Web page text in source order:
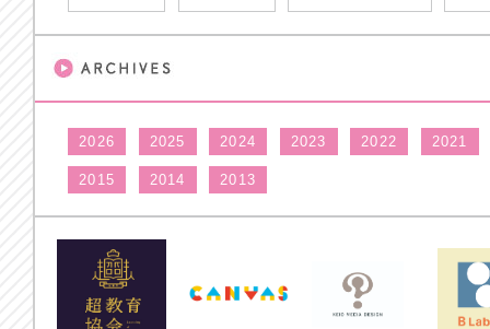
2026 2025 2024 2023 2022 2021
2015 2014 2013